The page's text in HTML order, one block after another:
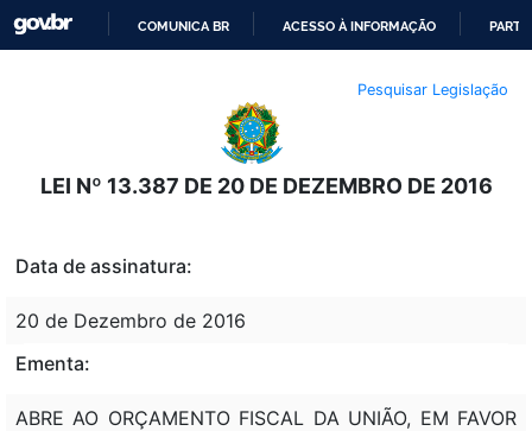
O
CONTEÚDO
COMUNICA BR ACESSO À INFORMAÇÃO
Pesquisar Legislação
LEI Nº 13.387 DE 20 DE DEZEMBRO DE 2016
Data de assinatura:
20 de Dezembro de 2016
Ementa:
ABRE AO ORÇAMENTO FISCAL DA UNIÃO, EM FAVOR